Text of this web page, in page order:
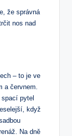
že správná
nos nad
– to je ve
a červnem.
pytel
když
Na dně